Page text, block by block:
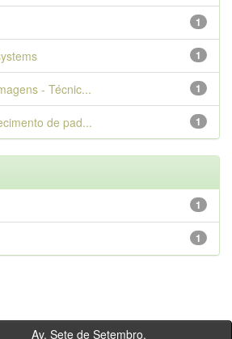
1
1
1
- Técnic...
1
de pad...
1
1
de Setembro,